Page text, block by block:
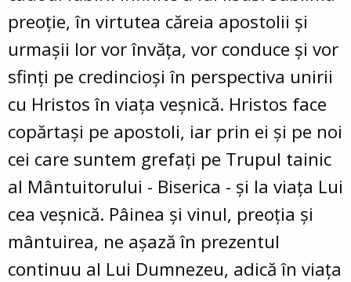
preoţie, în virtutea căreia apostolii şi
urmaşii lor vor învăţa, vor conduce şi vor
sfinţi pe credincioşi în perspectiva unirii
cu Hristos în viaţa veşnică. Hristos face
copărtaşi pe apostoli, iar prin ei şi pe noi
cei care suntem grefaţi pe Trupul tainic
al Mântuitorului - Biserica - şi la viaţa Lui
cea veşnică. Pâinea şi vinul, preoţia şi
mântuirea, ne aşază în prezentul
continuu al Lui Dumnezeu, adică în viaţa